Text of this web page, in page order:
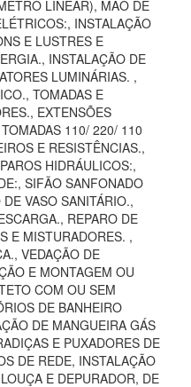
LINEAR), MÃO DE
INSTALAÇÃO
E LUSTRES E
INSTALAÇÃO DE
LUMINÁRIAS. ,
TOMADAS E
EXTENSÕES
110/ 220/ 110
E RESISTÊNCIAS.,
HIDRÁULICOS:,
SIFÃO SANFONADO
VASO SANITÁRIO.,
REPARO DE
E MISTURADORES. ,
VEDAÇÃO DE
E MONTAGEM OU
COM OU SEM
DE BANHEIRO
DE MANGUEIRA GÁS
E PUXADORES DE
DE REDE, INSTALAÇÃO
E DEPURADOR, DE